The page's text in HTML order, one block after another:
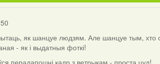
як шанцуе людзям. Але шанцуе тым, хто
- як і выдатныя фоткі!
перадапошні кадр з ветрыкам - проста цуд!